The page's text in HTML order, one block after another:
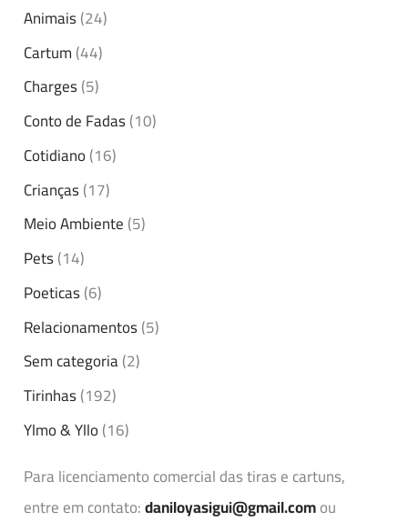
Animais(24)
Cartum(44)
Charges(5)
Conto de Fadas(10)
Cotidiano(16)
Crianças(17)
Meio Ambiente(5)
Pets(14)
Poeticas(6)
Relacionamentos(5)
Sem categoria(2)
Tirinhas(192)
Ylmo & Yllo(16)
Para licenciamento comercial das tiras e cartuns,
entre em contato:daniloyasigui@gmail.comou